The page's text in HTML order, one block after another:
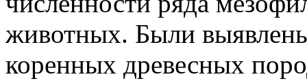
животных. Были
коренных древесных